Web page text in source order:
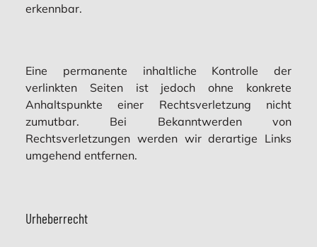
erkennbar.
Eine permanente inhaltliche Kontrolle der
verlinkten Seiten ist jedoch ohne konkrete
Anhaltspunkte einer Rechtsverletzung nicht
zumutbar. Bei Bekanntwerden von
Rechtsverletzungen werden wir derartige Links
umgehend entfernen.
Urheberrecht